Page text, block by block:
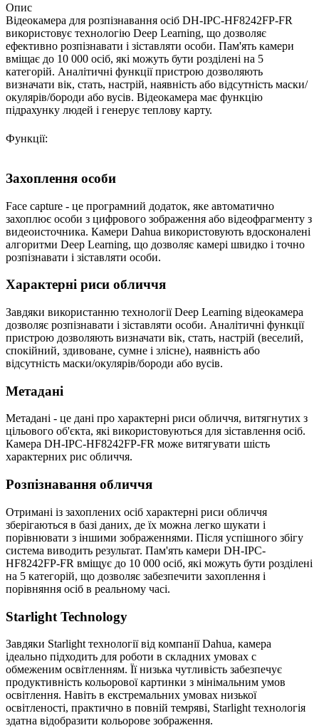
Опис
Відеокамера для розпізнавання осіб DH-IPC-HF8242FP-FR
використовує технологію Deep Learning, що дозволяє
ефективно розпізнавати і зіставляти особи. Пам'ять камери
вміщає до 10 000 осіб, які можуть бути розділені на 5
категорій. Аналітичні функції пристрою дозволяють
визначати вік, стать, настрій, наявність або відсутність маски/
окулярів/бороди або вусів. Відеокамера має функцію
підрахунку людей і генерує теплову карту.
Функції:
Захоплення особи
Face capture - це програмний додаток, яке автоматично
захоплює особи з цифрового зображення або відеофрагменту з
видеоисточника. Камери Dahua використовують вдосконалені
алгоритми Deep Learning, що дозволяє камері швидко і точно
розпізнавати і зіставляти особи.
Характерні риси обличчя
Завдяки використанню технології Deep Learning відеокамера
дозволяє розпізнавати і зіставляти особи. Аналітичні функції
пристрою дозволяють визначати вік, стать, настрій (веселий,
спокійний, здивоване, сумне і злісне), наявність або
відсутність маски/окулярів/бороди або вусів.
Метадані
Метадані - це дані про характерні риси обличчя, витягнутих з
цільового об'єкта, які використовуються для зіставлення осіб.
Камера DH-IPC-HF8242FP-FR може витягувати шість
характерних рис обличчя.
Розпізнавання обличчя
Отримані із захоплених осіб характерні риси обличчя
зберігаються в базі даних, де їх можна легко шукати і
порівнювати з іншими зображеннями. Після успішного збігу
система виводить результат. Пам'ять камери DH-IPC-
HF8242FP-FR вміщує до 10 000 осіб, які можуть бути розділені
на 5 категорій, що дозволяє забезпечити захоплення і
порівняння осіб в реальному часі.
Starlight Technology
Завдяки Starlight технології від компанії Dahua, камера
ідеально підходить для роботи в складних умовах c
обмеженим освітленням. Її низька чутливість забезпечує
продуктивність кольорової картинки з мінімальним умов
освітлення. Навіть в екстремальних умовах низької
освітленості, практично в повній темряві, Starlight технологія
здатна відобразити кольорове зображення.